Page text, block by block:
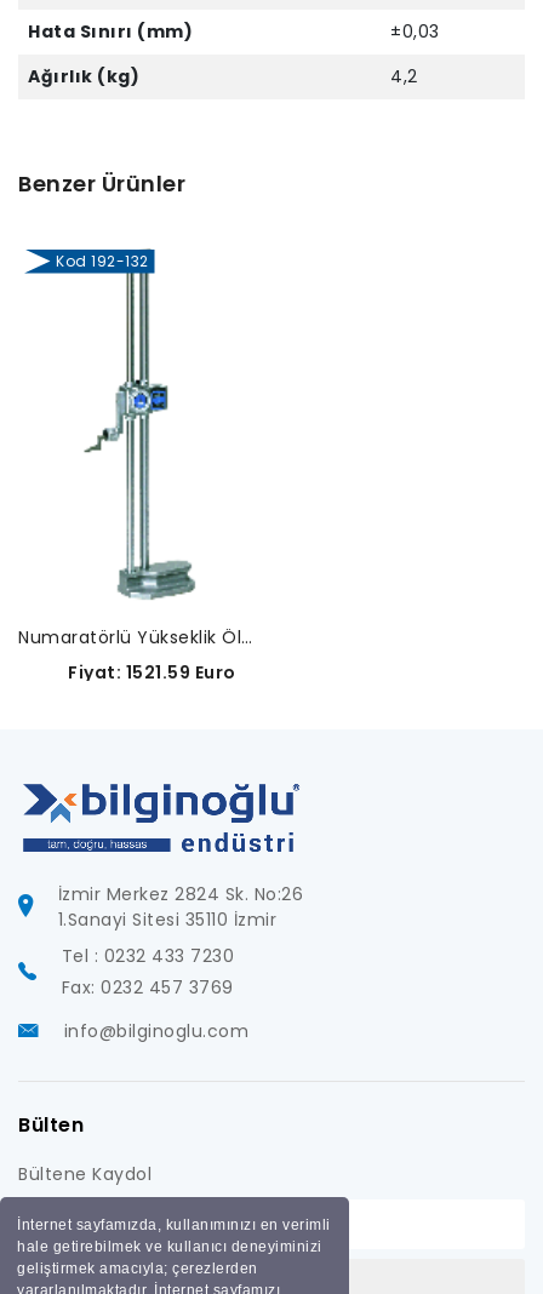
İnternet sayfamızda, kullanımınızı en verimli
hale getirebilmek ve kullanıcı deneyiminizi
geliştirmek amacıyla; çerezlerden
Hata Sınırı (mm)
±0,03
Ağırlık (kg)
4,2
Benzer Ürünler
Kod 192-132
Numaratörlü Yükseklik Ölçüm Mihengiri-192-132
Fiyat: 1521.59 Euro
İzmir Merkez 2824 Sk. No:26
1.Sanayi Sitesi 35110 İzmir
Tel : 0232 433 7230
Fax: 0232 457 3769
info@bilginoglu.com
Bülten
Bültene Kaydol